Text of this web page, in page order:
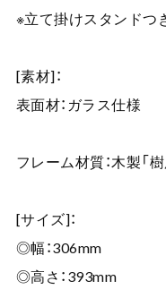
※立て掛けスタンドつ
[素材]：
表面材：ガラス仕様
フレーム材質：木製「樹
[サイズ]：
◎幅：306mm
◎高さ：393mm